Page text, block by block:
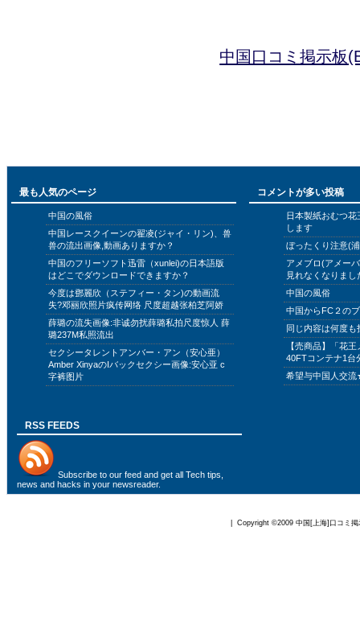
中国口コミ掲示板
最も人気のページ
中国の風俗
中国レースクイーンの翟凌(ジャイ・リン)、兽
兽の流出画像,動画ありますか？
中国のフリーソフト迅雷（xunlei)の日本語版
はどこでダウンロードできますか？
今度は鄧麗欣（ステフィー・タン)の動画流
失?邓丽欣照片疯传网络 尺度超越张柏芝阿娇
薛璐の流失画像:非诚勿扰薛璐私拍尺度惊人 薛
璐237M私照流出
セクシータレントアンバー・アン（安心亜）
Amber XinyaのIバックセクシー画像:安心亚 c
字裤图片
コメントが多い投稿
日本製紙おむつ
します
ぼったくり注意(
アメブロ(アメー
見れなくなりまし
中国の風俗
中国からFC２の
同じ内容は何度
【売商品】「花
40FTコンテナ1台
希望与中国人交
RSS FEEDS
Subscribe to our feed and get all Tech tips,
news and hacks in your newsreader.
| Copyright ©2009 中国[上海]口コミ掲